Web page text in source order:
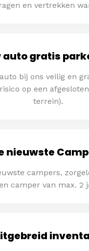
en vertrekken
auto gratis
bij ons veilig en
op een
terrein).
nieuwste
campers,
camper van max. 2